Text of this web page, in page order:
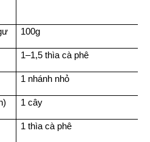
100g
1–1,5 thìa cà phê
1 nhánh nhỏ
1 cây
1 thìa cà phê